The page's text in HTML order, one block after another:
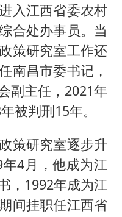
入江西省委农村
合处办事员。当
策研究室工作还
南昌市委书记，
副主任，2021年
被判刑15年。
策研究室逐步升
4月，他成为江
，1992年成为江
间挂职任江西省